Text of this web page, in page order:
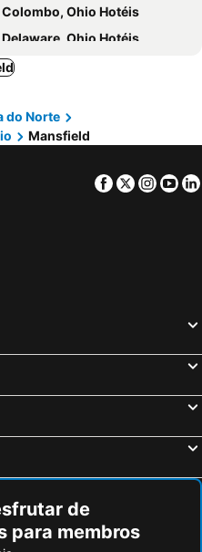
Colombo, Ohio Hotéis
Delaware, Ohio Hotéis
Findlay, Ohio Hotéis
Miami, Flórida Hotéis
Los Angeles, Califórnia Hotéis
do Norte
Mansfield
Facebook
Twitter
de
para membros